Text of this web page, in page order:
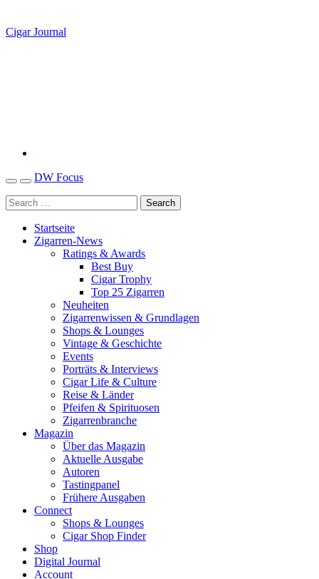
Cigar Journal
DW Focus
Startseite
Zigarren-News
Ratings & Awards
Best Buy
Cigar Trophy
Top 25 Zigarren
Neuheiten
Zigarrenwissen & Grundlagen
Shops & Lounges
Vintage & Geschichte
Events
Porträts & Interviews
Cigar Life & Culture
Reise & Länder
Pfeifen & Spirituosen
Zigarrenbranche
Magazin
Über das Magazin
Aktuelle Ausgabe
Autoren
Tastingpanel
Frühere Ausgaben
Connect
Shops & Lounges
Cigar Shop Finder
Shop
Digital Journal
Account